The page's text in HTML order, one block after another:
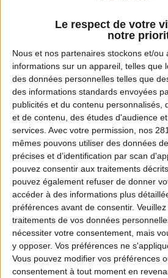
Le respect de votre
notre
Nous et nos partenaires stockons et/ou
informations sur un appareil, telles que
des données personnelles telles que
des informations standards envoyées
publicités et du contenu personnalisés,
et de contenu, des études d'audience
services. Avec votre permission, nos
mêmes pouvons utiliser des données
précises et d’identification par scan
pouvez consentir aux traitements
pouvez également refuser de donner
accéder à des informations plus
préférences avant de consentir.
traitements de vos données
nécessiter votre consentement, mais
y opposer. Vos préférences ne
Vous pouvez modifier vos préférences
consentement à tout moment en